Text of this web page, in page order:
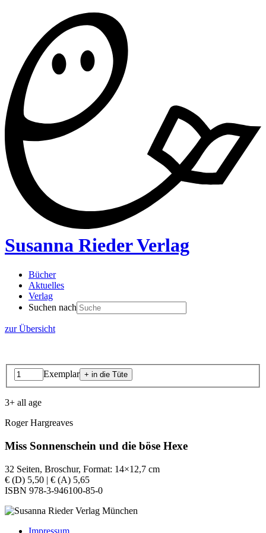
Susanna Rieder Verlag
Bücher
Aktuelles
Verlag
Suchen nach
zur Übersicht
Exemplar
3+ all age
Roger Hargreaves
Miss Sonnenschein und die böse Hexe
32 Seiten, Broschur, Format: 14×12,7 cm
€ (D) 5,50 | € (A) 5,65
ISBN 978-3-946100-85-0
Impressum